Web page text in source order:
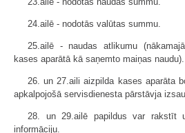
24.ailē - nodotās valūtas summu.
25.ailē - naudas atlikumu
kases aparātā kā saņemto maiņas naudu).
26. un 27.aili aizpilda kases aparāta
apkalpojošā servisdienesta pārstāvja
28. un 29.ailē papildus var rakstīt
informāciju.